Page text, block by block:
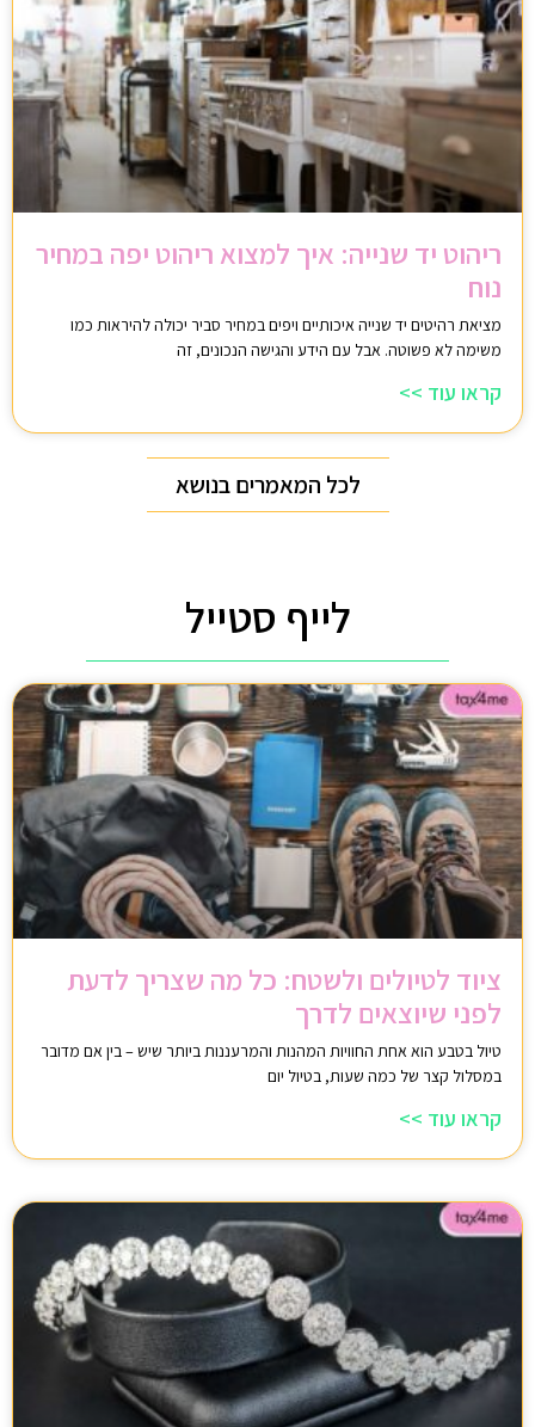
ריהוט יד שנייה: איך למצוא ריהוט יפה במחיר
נוח
מציאת רהיטים יד שנייה איכותיים ויפים במחיר סביר יכולה להיראות כמו
משימה לא פשוטה. אבל עם הידע והגישה הנכונים, זה
קראו עוד >>
לכל המאמרים בנושא
לייף סטייל
ציוד לטיולים ולשטח: כל מה שצריך לדעת
לפני שיוצאים לדרך
טיול בטבע הוא אחת החוויות המהנות והמרעננות ביותר שיש – בין אם מדובר
במסלול קצר של כמה שעות, בטיול יום
קראו עוד >>